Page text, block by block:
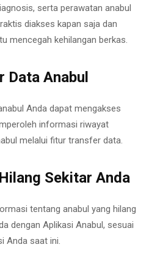
serta perawatan anabul
diakses kapan saja dan
mencegah kehilangan berkas.
Data Anabul
Anda dapat mengakses
informasi riwayat
melalui fitur transfer data.
Sekitar Anda
tentang anabul yang hilang
dengan Aplikasi Anabul, sesuai
Anda saat ini.